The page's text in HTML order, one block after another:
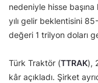
nedeniyle hisse
yılı gelir beklentisini
değeri 1 trilyon doları
Türk Traktör (TTRAK),
kâr açıkladı. Şirket